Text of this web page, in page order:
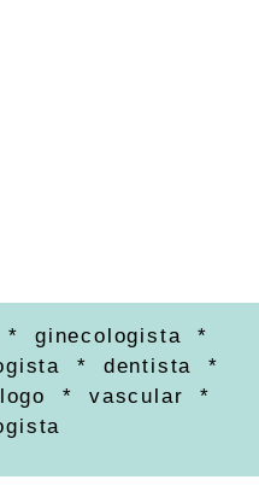
ginecologista *
* dentista *
* vascular *